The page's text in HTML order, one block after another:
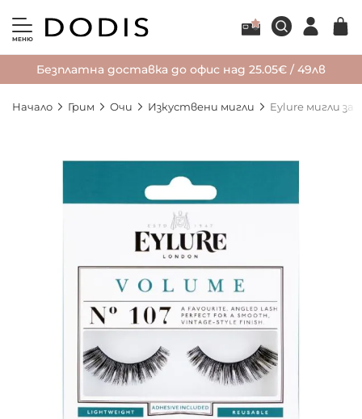
МЕНЮ
Безплатна доставка до офис над 25.05€ / 49лв
Начало Грим Очи Изкуствени мигли Eylure мигли за